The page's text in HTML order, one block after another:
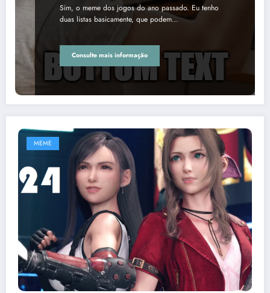
Sim, o meme dos jogos do ano passado. Eu tenho
duas listas basicamente, que podem…
Consulte mais informação
MEME